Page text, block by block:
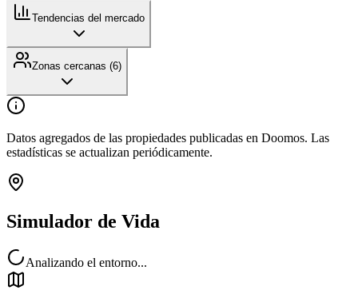
Tendencias del mercado
Zonas cercanas (6)
Datos agregados de las propiedades publicadas en Doomos. Las
estadísticas se actualizan periódicamente.
Simulador de Vida
Analizando el entorno...